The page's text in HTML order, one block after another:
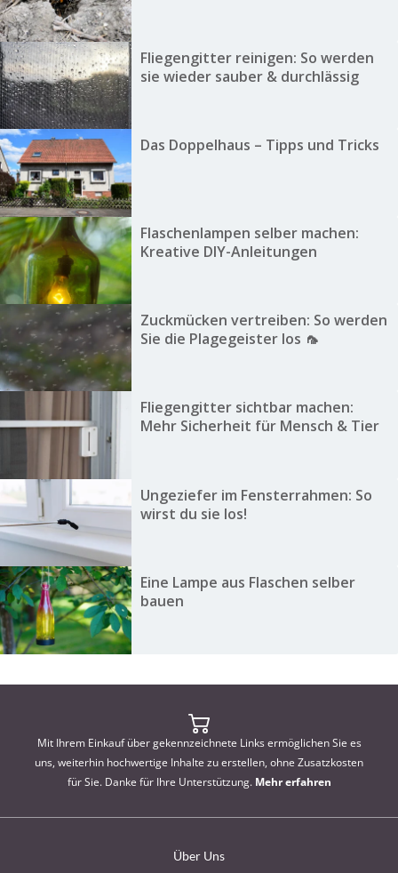
Fliegengitter reinigen: So werden
sie wieder sauber & durchlässig
Das Doppelhaus – Tipps und Tricks
Flaschenlampen selber machen:
Kreative DIY-Anleitungen
Zuckmücken vertreiben: So werden
Sie die Plagegeister los 🦟
Fliegengitter sichtbar machen:
Mehr Sicherheit für Mensch & Tier
Ungeziefer im Fensterrahmen: So
wirst du sie los!
Eine Lampe aus Flaschen selber
bauen
Mit Ihrem Einkauf über gekennzeichnete Links ermöglichen Sie es
uns, weiterhin hochwertige Inhalte zu erstellen, ohne Zusatzkosten
für Sie. Danke für Ihre Unterstützung. Mehr erfahren
Über Uns